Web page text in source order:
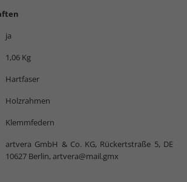
ja
1,06 Kg
Hartfaser
Holzrahmen
Klemmfedern
artvera GmbH & Co. KG, Rückertstraße 5, DE
10627 Berlin,artvera@mail.gmx